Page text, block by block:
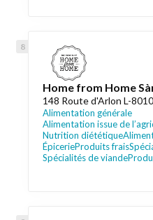
Home from Home
148 Route d'Arlon L-
Alimentation générale
Alimentation issue de
Nutrition diététique
ÉpicerieProduits frais
Spécialités de viande